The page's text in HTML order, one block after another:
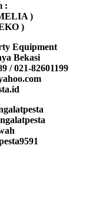
:
)
)
Equipment
Bekasi
/ 021-82601199